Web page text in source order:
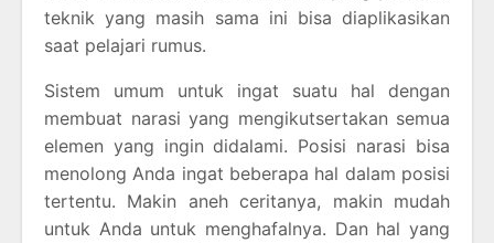
teknik yang masih sama ini bisa diaplikasikan
saat pelajari rumus.
Sistem umum untuk ingat suatu hal dengan
membuat narasi yang mengikutsertakan semua
elemen yang ingin didalami. Posisi narasi bisa
menolong Anda ingat beberapa hal dalam posisi
tertentu. Makin aneh ceritanya, makin mudah
untuk Anda untuk menghafalnya. Dan hal yang